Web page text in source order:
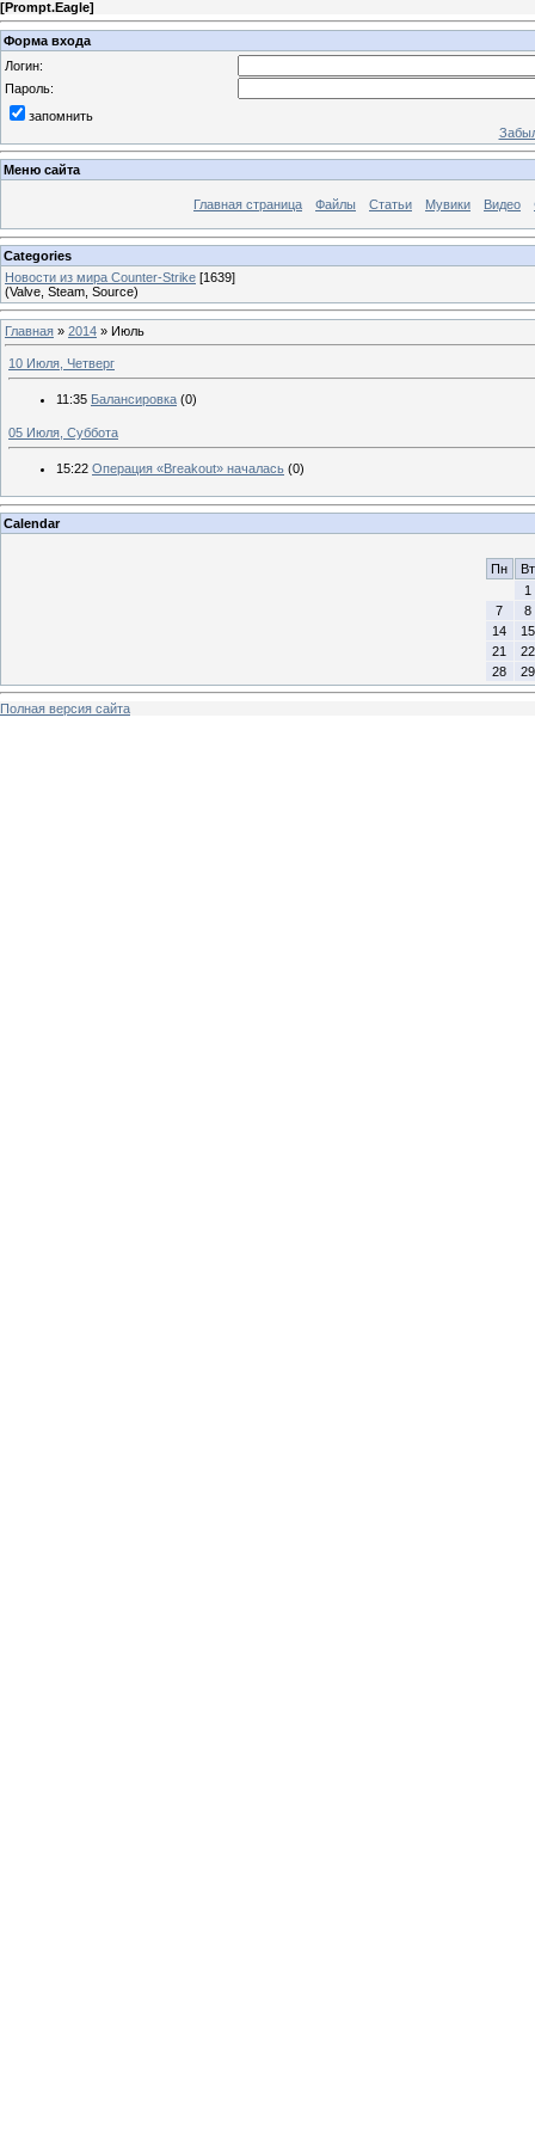
[Prompt.Eagle]
Форма входа
Логин:
Пароль:
запомнить
Меню сайта
Главная страница Файлы Статьи Мувики Видео
Categories
Новости из мира Counter-Strike [1639]
(Valve, Steam, Source)
Главная » 2014 » Июль
10 Июля, Четверг
11:35 Балансировка (0)
05 Июля, Суббота
15:22 Операция «Breakout» началась (0)
Calendar
Пн
Вт
1
7
8
14
15
21
22
28
29
Полная версия сайта